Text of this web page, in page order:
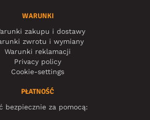
WARUNKI
zakupu i dostawy
zwrotu i wymiany
Warunki reklamacji
Privacy policy
Cookie-settings
PŁATNOŚĆ
bezpiecznie za pomocą: